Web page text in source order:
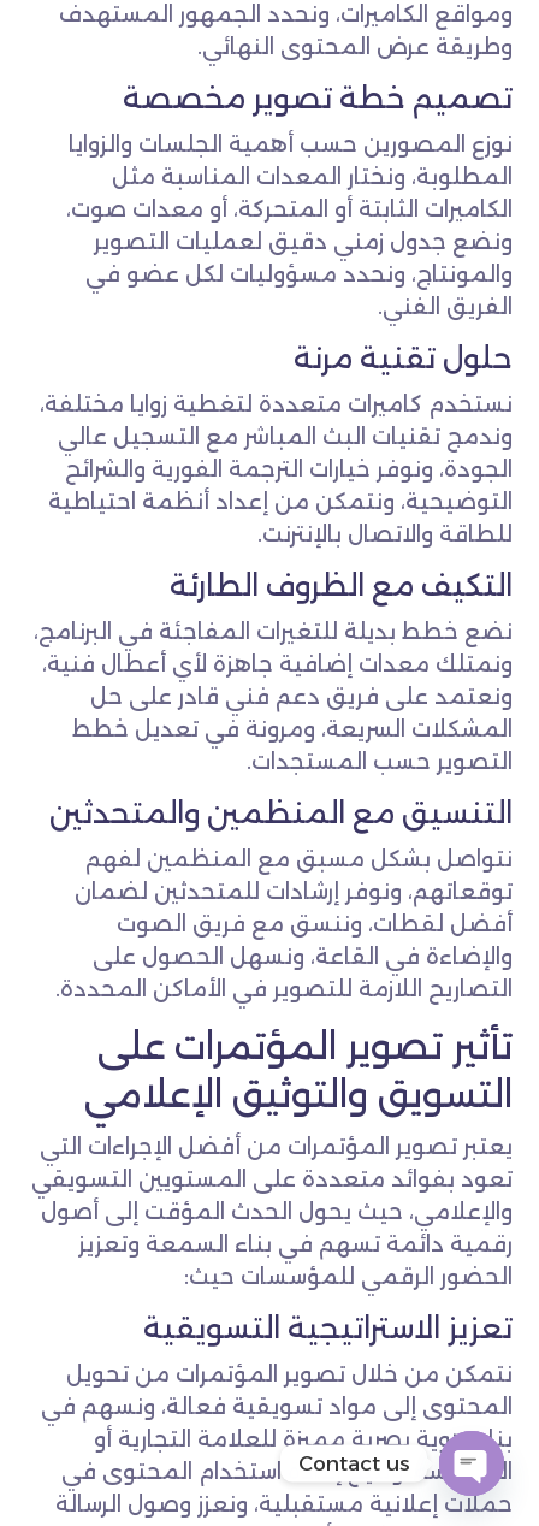
ومواقع الكاميرات، ونحدد الجمهور المستهدف
وطريقة عرض المحتوى النهائي.
تصميم خطة تصوير مخصصة
نوزع المصورين حسب أهمية الجلسات والزوايا
المطلوبة، ونختار المعدات المناسبة مثل
الكاميرات الثابتة أو المتحركة، أو معدات صوت،
ونضع جدول زمني دقيق لعمليات التصوير
والمونتاج، ونحدد مسؤوليات لكل عضو في
الفريق الفني.
حلول تقنية مرنة
نستخدم كاميرات متعددة لتغطية زوايا مختلفة،
وندمج تقنيات البث المباشر مع التسجيل عالي
الجودة، ونوفر خيارات الترجمة الفورية والشرائح
التوضيحية، ونتمكن من إعداد أنظمة احتياطية
للطاقة والاتصال بالإنترنت.
التكيف مع الظروف الطارئة
نضع خطط بديلة للتغيرات المفاجئة في البرنامج،
ونمتلك معدات إضافية جاهزة لأي أعطال فنية،
ونعتمد على فريق دعم فني قادر على حل
المشكلات السريعة، ومرونة في تعديل خطط
التصوير حسب المستجدات.
التنسيق مع المنظمين والمتحدثين
نتواصل بشكل مسبق مع المنظمين لفهم
توقعاتهم، ونوفر إرشادات للمتحدثين لضمان
أفضل لقطات، وننسق مع فريق الصوت
والإضاءة في القاعة، ونسهل الحصول على
التصاريح اللازمة للتصوير في الأماكن المحددة.
تأثير تصوير المؤتمرات على
التسويق والتوثيق الإعلامي
يعتبر تصوير المؤتمرات من أفضل الإجراءات التي
تعود بفوائد متعددة على المستويين التسويقي
والإعلامي، حيث يحول الحدث المؤقت إلى أصول
رقمية دائمة تسهم في بناء السمعة وتعزيز
الحضور الرقمي للمؤسسات حيث:
تعزيز الاستراتيجية التسويقية
نتمكن من خلال تصوير المؤتمرات من تحويل
المحتوى إلى مواد تسويقية فعالة، ونسهم في
بناء هوية بصرية مميزة للعلامة التجارية أو
المؤسسة، ونتيح إعادة استخدام المحتوى في
حملات إعلانية مستقبلية، ونعزز وصول الرسالة
Contact us
OPEN